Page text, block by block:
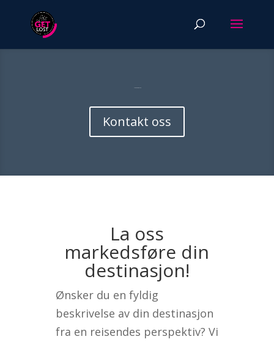
Kontakt oss
La oss
markedsføre din
destinasjon!
Ønsker du en fyldig
beskrivelse av din destinasjon
fra en reisendes perspektiv? Vi